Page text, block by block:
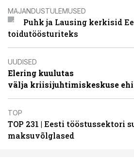
MAJANDUSTULEMUSED
Puhk ja Lausing kerkisid
toidutöösturiteks
UUDISED
Elering kuulutas
välja kriisijuhtimiskeskuse
TOP
TOP 231 | Eesti tööstussektori
maksuvõlglased